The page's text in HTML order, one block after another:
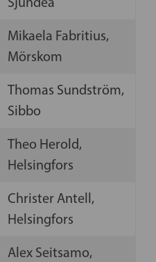
Mikaela Fabritius,
Mörskom
Thomas Sundström,
Sibbo
Theo Herold,
Helsingfors
Christer Antell,
Helsingfors
Alex Seitsamo,